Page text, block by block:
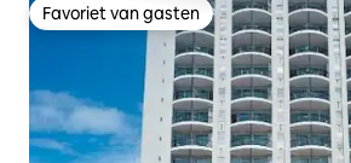
Favoriet van gasten
Favoriet van gasten